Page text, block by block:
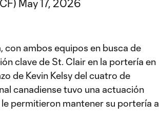
May 17, 2026
con ambos equipos en busca de
clave de St. Clair en la portería en
de Kevin Kelsy del cuatro de
canadiense tuvo una actuación
permitieron mantener su portería a